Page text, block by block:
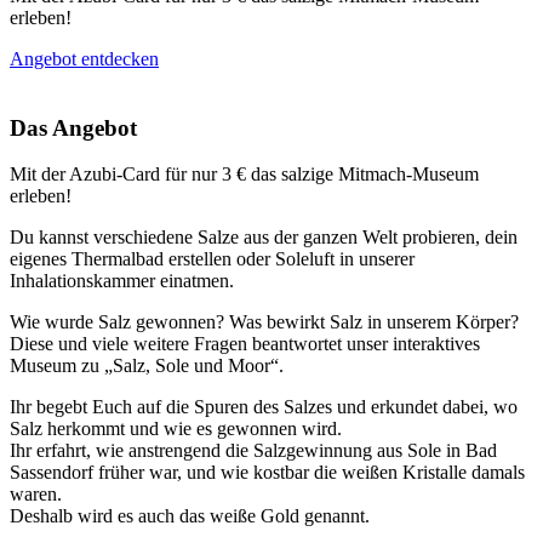
erleben!
Angebot entdecken
Das Angebot
Mit der Azubi-Card für nur 3 € das salzige Mitmach-Museum
erleben!
Du kannst verschiedene Salze aus der ganzen Welt probieren, dein
eigenes Thermalbad erstellen oder Soleluft in unserer
Inhalationskammer einatmen.
Wie wurde Salz gewonnen? Was bewirkt Salz in unserem Körper?
Diese und viele weitere Fragen beantwortet unser interaktives
Museum zu „Salz, Sole und Moor“.
Ihr begebt Euch auf die Spuren des Salzes und erkundet dabei, wo
Salz herkommt und wie es gewonnen wird.
Ihr erfahrt, wie anstrengend die Salzgewinnung aus Sole in Bad
Sassendorf früher war, und wie kostbar die weißen Kristalle damals
waren.
Deshalb wird es auch das weiße Gold genannt.